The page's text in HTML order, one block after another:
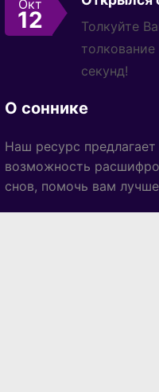
Окт
12
Толкуйте
секунд!
О соннике
Наш ресурс
возможность
снов, помочь вам